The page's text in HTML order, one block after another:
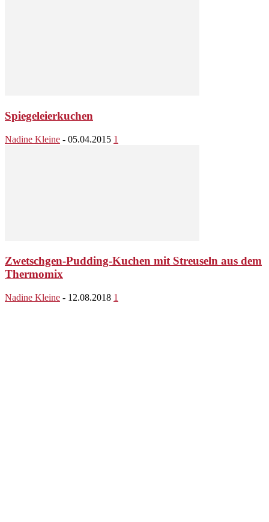
Spiegeleierkuchen
Nadine Kleine - 05.04.2015 1
Zwetschgen-Pudding-Kuchen mit Streuseln aus dem
Thermomix
Nadine Kleine - 12.08.2018 1